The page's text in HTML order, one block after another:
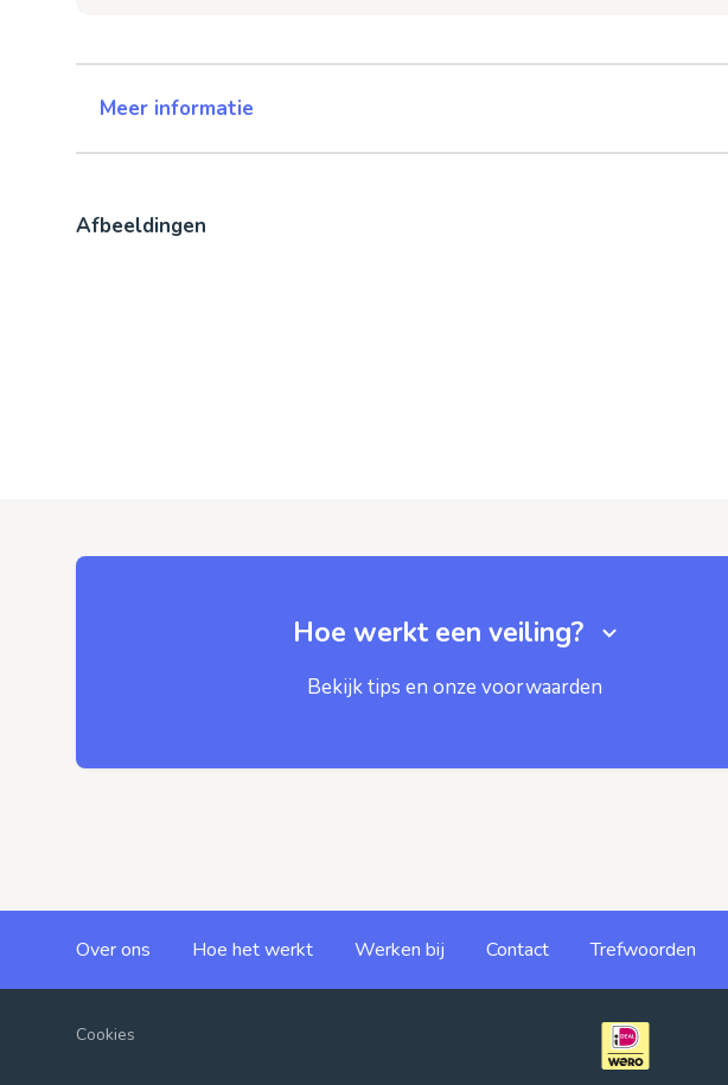
Meer informatie
Afbeeldingen
Hoe werkt een veiling?
Bekijk tips en onze voorwaarden
Over ons Hoe het werkt Werken bij Contact Trefwoorden
Cookies